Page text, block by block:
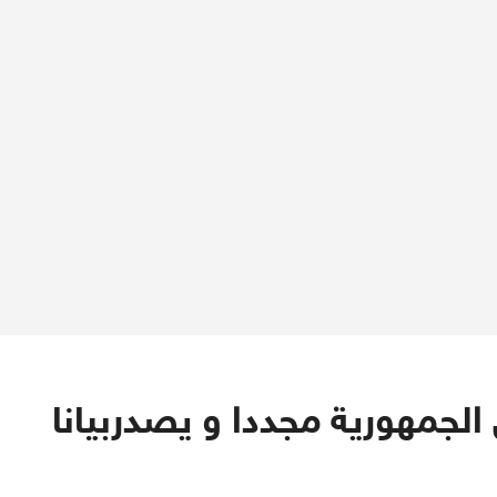
مجددا و يصدربيانا